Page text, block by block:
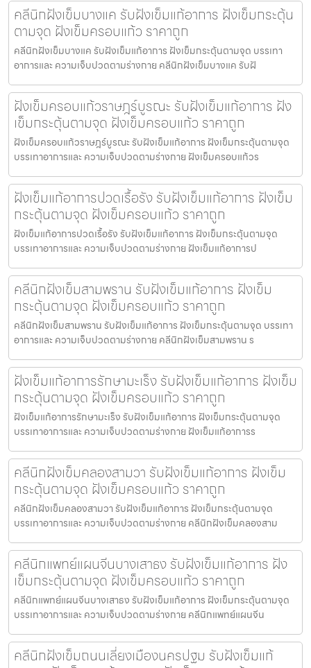
คลีนิกฝังเข็มบางแค รับฝังเข็มแก้อาการ ฝังเข็มกระตุ้น
ตามจุด ฝังเข็มครอบแก้ว ราคาถูก
คลีนิกฝังเข็มบางแค รับฝังเข็มแก้อาการ ฝังเข็มกระตุ้นตามจุด บรรเทา
อาการและ ความเจ็บปวดตามร่างกาย คลีนิกฝังเข็มบางแค รับฝั
ฝังเข็มครอบแก้วราษฎร์บูรณะ รับฝังเข็มแก้อาการ ฝัง
เข็มกระตุ้นตามจุด ฝังเข็มครอบแก้ว ราคาถูก
ฝังเข็มครอบแก้วราษฎร์บูรณะ รับฝังเข็มแก้อาการ ฝังเข็มกระตุ้นตามจุด
บรรเทาอาการและ ความเจ็บปวดตามร่างกาย ฝังเข็มครอบแก้วร
ฝังเข็มแก้อาการปวดเรื้อรัง รับฝังเข็มแก้อาการ ฝังเข็ม
กระตุ้นตามจุด ฝังเข็มครอบแก้ว ราคาถูก
ฝังเข็มแก้อาการปวดเรื้อรัง รับฝังเข็มแก้อาการ ฝังเข็มกระตุ้นตามจุด
บรรเทาอาการและ ความเจ็บปวดตามร่างกาย ฝังเข็มแก้อาการป
คลีนิกฝังเข็มสามพราน รับฝังเข็มแก้อาการ ฝังเข็ม
กระตุ้นตามจุด ฝังเข็มครอบแก้ว ราคาถูก
คลีนิกฝังเข็มสามพราน รับฝังเข็มแก้อาการ ฝังเข็มกระตุ้นตามจุด บรรเทา
อาการและ ความเจ็บปวดตามร่างกาย คลีนิกฝังเข็มสามพราน ร
ฝังเข็มแก้อาการรักษามะเร็ง รับฝังเข็มแก้อาการ ฝังเข็ม
กระตุ้นตามจุด ฝังเข็มครอบแก้ว ราคาถูก
ฝังเข็มแก้อาการรักษามะเร็ง รับฝังเข็มแก้อาการ ฝังเข็มกระตุ้นตามจุด
บรรเทาอาการและ ความเจ็บปวดตามร่างกาย ฝังเข็มแก้อาการร
คลีนิกฝังเข็มคลองสามวา รับฝังเข็มแก้อาการ ฝังเข็ม
กระตุ้นตามจุด ฝังเข็มครอบแก้ว ราคาถูก
คลีนิกฝังเข็มคลองสามวา รับฝังเข็มแก้อาการ ฝังเข็มกระตุ้นตามจุด
บรรเทาอาการและ ความเจ็บปวดตามร่างกาย คลีนิกฝังเข็มคลองสาม
คลีนิกแพทย์แผนจีนบางเสาธง รับฝังเข็มแก้อาการ ฝัง
เข็มกระตุ้นตามจุด ฝังเข็มครอบแก้ว ราคาถูก
คลีนิกแพทย์แผนจีนบางเสาธง รับฝังเข็มแก้อาการ ฝังเข็มกระตุ้นตามจุด
บรรเทาอาการและ ความเจ็บปวดตามร่างกาย คลีนิกแพทย์แผนจีน
คลีนิกฝังเข็มถนนเลี่ยงเมืองนครปฐม รับฝังเข็มแก้